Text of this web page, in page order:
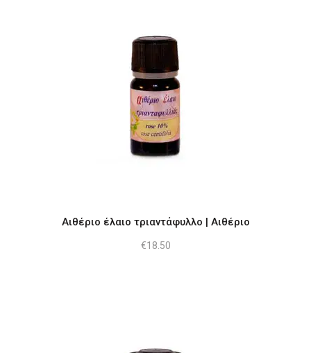
Αιθέριο έλαιο τριαντάφυλλο | Αιθέριο
€18.50